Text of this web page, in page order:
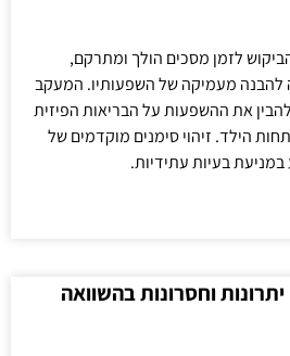
לזמן מסכים הולך ומתרקם,
להבנה מעמיקה של השפעותיו. המעקב
את ההשפעות על הבריאות הפיזית
הילד. זיהוי סימנים מוקדמים של
במניעת בעיות עתידיות.
וחסרונות בהשוואה